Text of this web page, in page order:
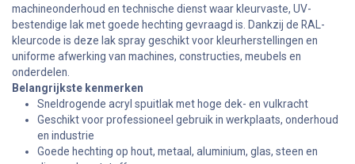
machineonderhoud en technische dienst waar kleurvaste, UV-
bestendige lak met goede hechting gevraagd is. Dankzij de RAL-
kleurcode is deze lak spray geschikt voor kleurherstellingen en
uniforme afwerking van machines, constructies, meubels en
onderdelen.
Belangrijkste kenmerken
Sneldrogende acryl spuitlak met hoge dek- en vulkracht
Geschikt voor professioneel gebruik in werkplaats, onderhoud
en industrie
Goede hechting op hout, metaal, aluminium, glas, steen en